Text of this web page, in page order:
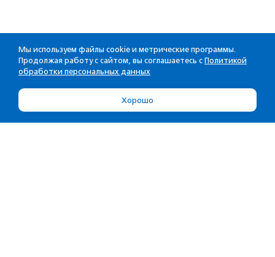
Мы используем файлы cookie и метрические программы.
Продолжая работу с сайтом, вы соглашаетесь с Политикой
обработки персональных данных
Хорошо